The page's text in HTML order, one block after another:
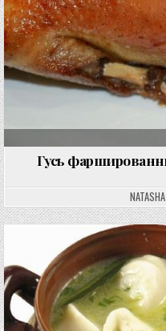
Гусь
NATASHA